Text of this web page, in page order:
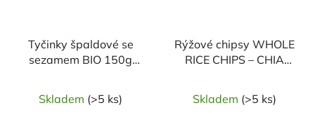
Tyčinky špaldové se
sezamem BIO 150g
Skladem (>5 ks)
Rýžové chipsy WHOLE
RICE CHIPS – CHIA
Skladem (>5 ks)